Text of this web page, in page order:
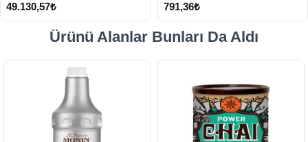
49.130,57₺ 791,36₺
Ürünü Alanlar Bunları Da Aldı